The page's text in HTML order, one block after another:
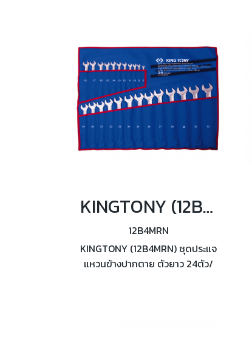
KINGTONY (12B4MRN) ชุดประแจแหวนข้างปากตาย ตัวยาว 24ตัว/ชุด
12B4MRN
KINGTONY (12B4MRN) ชุดประแจ
แหวนข้างปากตาย ตัวยาว 24ตัว/